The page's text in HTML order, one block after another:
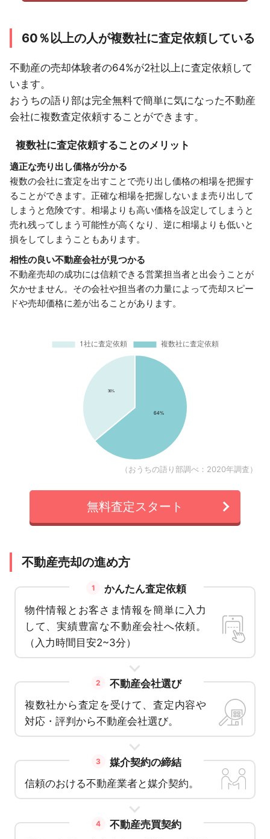
60％以上の人が複数社に査定依頼している
不動産の売却体験者の64%が2社以上に査定依頼して
います。
おうちの語り部は完全無料で簡単に気になった不動産
会社に複数査定依頼することができます。
複数社に査定依頼することのメリット
適正な売り出し価格が分かる
複数の会社に査定を出すことで売り出し価格の相場を把握す
ることができます。正確な相場を把握しないまま売り出して
しまうと危険です。相場よりも高い価格を設定してしまうと
売れ残ってしまう可能性が高くなり、逆に相場よりも低いと
損をしてしまうこともあります。
相性の良い不動産会社が見つかる
不動産売却の成功には信頼できる営業担当者と出会うことが
欠かせません。その会社や担当者の力量によって売却スピー
ドや売却価格に差が出ることがあります。
（おうちの語り部調べ：2020年調査）
無料査定スタート
不動産売却の進め方
1
かんたん査定依頼
物件情報とお客さま情報を簡単に入力
して、実績豊富な不動産会社へ依頼。
（入力時間目安2~3分）
2
不動産会社選び
複数社から査定を受けて、査定内容や
対応・評判から不動産会社選び。
3
媒介契約の締結
信頼のおける不動産業者と媒介契約。
4
不動産売買契約